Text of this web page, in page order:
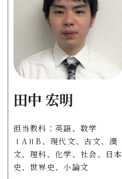
田中 宏明
担当教科：英語、数学
ⅠAⅡB、現代文、古文、漢
文、理科、化学、社会、日本
史、世界史、小論文